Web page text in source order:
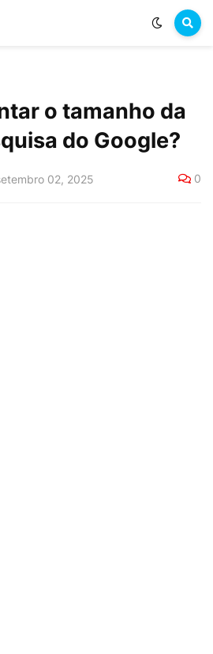
o tamanho da
do Google?
02, 2025 0